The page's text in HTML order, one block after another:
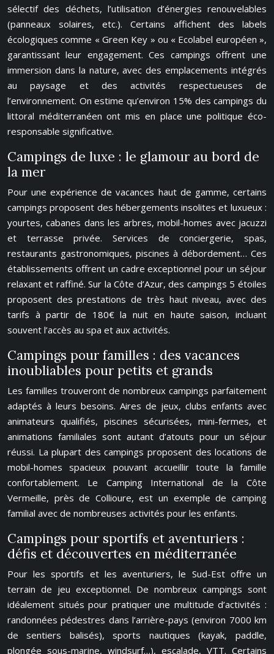
sélectif des déchets, l’utilisation d’énergies renouvelables
(panneaux solaires, etc.). Certains affichent des labels
écologiques comme « Green Key » ou « Ecolabel européen »,
garantissant leur engagement. Ces campings offrent une
immersion dans la nature, avec des emplacements intégrés
au paysage et des activités respectueuses de
l’environnement. On estime qu’environ 15% des campings du
littoral méditerranéen ont mis en place une politique éco-
responsable significative.
Campings de luxe : le glamour au bord de
la mer
Pour une expérience de vacances haut de gamme, certains
campings proposent des hébergements insolites et luxueux :
yourtes, cabanes dans les arbres, mobil-homes avec jacuzzi
et terrasse privée. Services de conciergerie, spas,
restaurants gastronomiques, piscines à débordement… Ces
établissements offrent un cadre exceptionnel pour un séjour
relaxant et raffiné. Sur la Côte d’Azur, des campings 5 étoiles
proposent des prestations de très haut niveau, avec des
tarifs à partir de 180€ la nuit en haute saison, incluant
souvent l’accès au spa et aux activités.
Campings pour familles : des vacances
inoubliables pour petits et grands
Les familles trouveront de nombreux campings parfaitement
adaptés à leurs besoins. Aires de jeux, clubs enfants avec
animateurs qualifiés, piscines sécurisées, mini-fermes, et
animations familiales sont autant d’atouts pour un séjour
réussi. La plupart des campings proposent des locations de
mobil-homes spacieux pouvant accueillir toute la famille
confortablement. Le Camping International de la Côte
Vermeille, près de Collioure, est un exemple de camping
familial avec de nombreuses activités pour les enfants.
Campings pour sportifs et aventuriers :
défis et découvertes en méditerranée
Pour les sportifs et les aventuriers, le Sud-Est offre un
terrain de jeu exceptionnel. De nombreux campings sont
idéalement situés pour pratiquer une multitude d’activités :
randonnées pédestres dans l’arrière-pays (environ 7000 km
de sentiers balisés), sports nautiques (kayak, paddle,
plongée sous-marine, windsurf…), escalade, VTT. Certains